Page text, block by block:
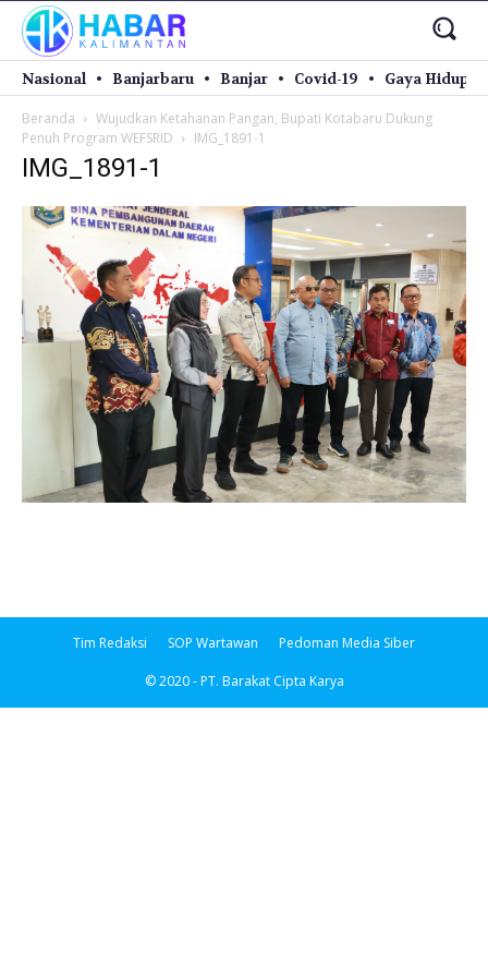
Nasional Banjarbaru Banjar Covid-19 Gaya Hidup
Beranda
Wujudkan Ketahanan Pangan, Bupati Kotabaru Dukung
Penuh Program WEFSRID
IMG_1891-1
IMG_1891-1
Tim Redaksi SOP Wartawan Pedoman Media Siber
© 2020 - PT. Barakat Cipta Karya